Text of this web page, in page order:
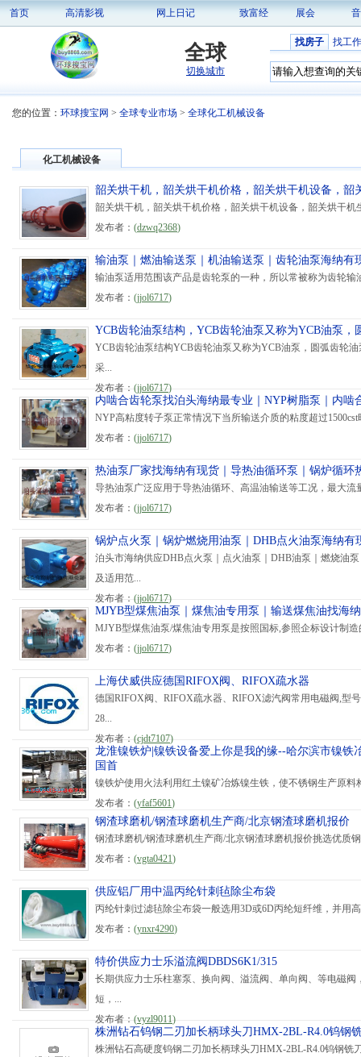
首页 高清影视 网上日记 致富经 展会
全球
切换城市
找房子 找工作
您的位置： 环球搜宝网 > 全球专业市场 > 全球化工机械设备
化工机械设备
韶关烘干机，韶关烘干机价格，韶关烘干机设备，韶
韶关烘干机，韶关烘干机价格，韶关烘干机设备，韶关烘干机
发布者： (dzwq2368)
输油泵｜燃油输送泵｜机油输送泵｜齿轮油泵海纳有
输油泵适用范围该产品是齿轮泵的一种，所以常被称为齿轮
发布者： (jjol6717)
YCB齿轮油泵结构，YCB齿轮油泵又称为YCB油泵，
YCB齿轮油泵结构YCB齿轮油泵又称为YCB油泵，圆弧齿轮
采...
发布者： (jjol6717)
内啮合齿轮泵找泊头海纳最专业｜NYP树脂泵｜内啮
NYP高粘度转子泵正常情况下当所输送介质的粘度超过
发布者： (jjol6717)
热油泵厂家找海纳有现货｜导热油循环泵｜锅炉循环
导热油泵广泛应用于导热油循环、高温油输送等工况，最大
发布者： (jjol6717)
锅炉点火泵｜锅炉燃烧用油泵｜DHB点火油泵海纳有
泊头市海纳供应DHB点火泵｜点火油泵｜DHB油泵｜燃烧油
及适用范...
发布者： (jjol6717)
MJYB型煤焦油泵｜煤焦油专用泵｜输送煤焦油找海纳
MJYB型煤焦油泵/煤焦油专用泵是按照国标,参照企标设计制
发布者： (jjol6717)
上海伏威供应德国RIFOX阀、RIFOX疏水器
德国RIFOX阀、RIFOX疏水器、RIFOX滤汽阀常用电磁阀,型
28...
发布者： (cjdt7107)
龙淮镍铁炉|镍铁设备爱上你是我的缘--哈尔滨市镍铁
国首
镍铁炉使用火法利用红土镍矿冶炼镍生铁，使不锈钢生产原
发布者： (yfaf5601)
钢渣球磨机/钢渣球磨机生产商/北京钢渣球磨机报价
钢渣球磨机/钢渣球磨机生产商/北京钢渣球磨机报价挑选优质
发布者： (vgta0421)
供应铝厂用中温丙纶针刺毡除尘布袋
丙纶针刺过滤毡除尘布袋一般选用3D或6D丙纶短纤维，并用
发布者： (ynxr4290)
特价供应力士乐溢流阀DBDS6K1/315
长期供应力士乐柱塞泵、换向阀、溢流阀、单向阀、等电磁
短，...
发布者： (vyzl9011)
株洲钻石钨钢二刃加长柄球头刀HMX-2BL-R4.0钨钢
株洲钻石高硬度钨钢二刃加长柄球头刀HMX-2BL-R4.0钨钢铣